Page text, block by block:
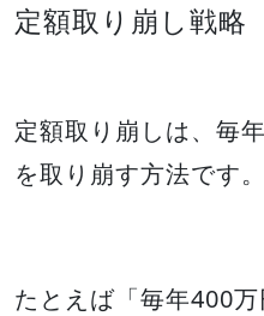
定額取り崩し戦略
定額取り崩しは、毎
を取り崩す方法です。
たとえば「毎年400